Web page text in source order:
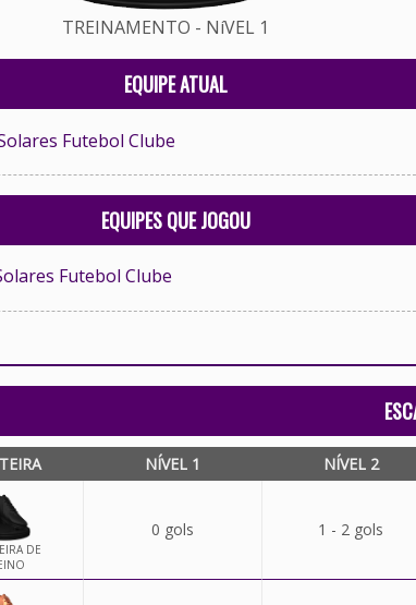
TREINAMENTO - NíVEL 1
EQUIPE ATUAL
Futebol Clube
EQUIPES QUE JOGOU
Futebol Clube
NÍVEL 1 NÍVEL 2
DE
0 gols 1 - 2 gols